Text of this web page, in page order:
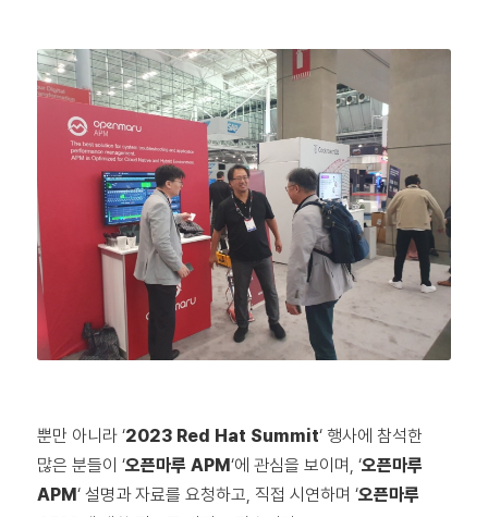
뿐만 아니라 ‘2023 Red Hat Summit‘ 행사에 참석한
많은 분들이 ‘오픈마루 APM‘에 관심을 보이며, ‘오픈마루
APM‘ 설명과 자료를 요청하고, 직접 시연하며 ‘오픈마루